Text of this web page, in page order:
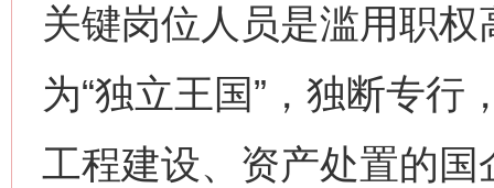
关键岗位人员是滥用职权
为“独立王国”，独断专
工程建设、资产处置的